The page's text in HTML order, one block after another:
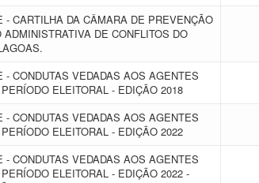
- CARTILHA DA CÂMARA DE PREVENÇÃO
ADMINISTRATIVA DE CONFLITOS DO
- CONDUTAS VEDADAS AOS AGENTES
ELEITORAL - EDIÇÃO 2018
- CONDUTAS VEDADAS AOS AGENTES
ELEITORAL - EDIÇÃO 2022
- CONDUTAS VEDADAS AOS AGENTES
ELEITORAL - EDIÇÃO 2022 -